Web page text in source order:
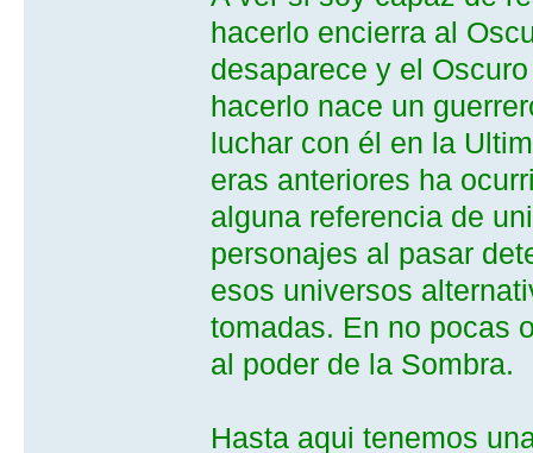
hacerlo encierra al
desaparece y el
hacerlo nace un
luchar con él en la
eras anteriores ha
alguna referencia de
personajes al pasar
esos universos
tomadas. En no pocas
al poder de la Sombra.
Hasta aqui tenemos